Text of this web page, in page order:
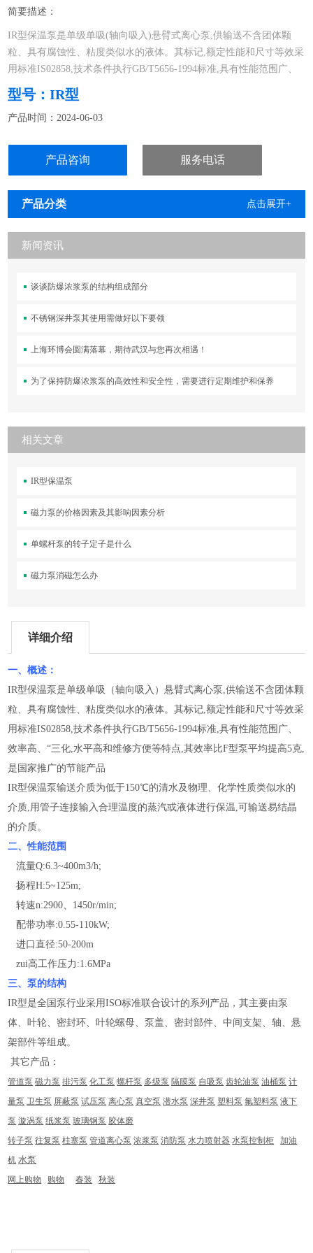
简要描述：
IR型保温泵是单级单吸(轴向吸入)悬臂式离心泵,供输送不含团体颗
粒、具有腐蚀性、粘度类似水的液体。其标记,额定性能和尺寸等效采
用标准IS02858,技术条件执行GB/T5656-1994标准,具有性能范围广、
效率高、“三化,水平高和维修方便等特点,其效率比F型泵平均提高5克,
是国家推广的节能产品
IR型输送介质为低于150℃的清水及物理、化学性质类似水的介质,
型号：IR型
产品时间：2024-06-03
产品咨询 服务电话
产品分类 点击展开+
新闻资讯
谈谈防爆浓浆泵的结构组成部分
不锈钢深井泵其使用需做好以下要领
上海环博会圆满落幕，期待武汉与您再次相遇！
为了保持防爆浓浆泵的高效性和安全性，需要进行定期维护和保养
相关文章
IR型保温泵
磁力泵的价格因素及其影响因素分析
单螺杆泵的转子定子是什么
磁力泵消磁怎么办
详细介绍
一、概述：
IR型保温泵是单级单吸（轴向吸入）悬臂式离心泵,供输送不含团体颗
粒、具有腐蚀性、粘度类似水的液体。其标记,额定性能和尺寸等效采
用标准IS02858,技术条件执行GB/T5656-1994标准,具有性能范围广、
效率高、“三化,水平高和维修方便等特点,其效率比F型泵平均提高5克,
是国家推广的节能产品
IR型保温泵输送介质为低于150℃的清水及物理、化学性质类似水的
介质,用管子连接输入合理温度的蒸汽或液体进行保温,可输送易结晶
的介质。
二、性能范围
流量Q:6.3~400m3/h;
扬程H:5~125m;
转速n:2900、1450r/min;
配带功率:0.55-110kW;
进口直径:50-200m
zui高工作压力:1.6MPa
三、泵的结构
IR型是全国泵行业采用ISO标准联合设计的系列产品，其主要由泵
体、叶轮、密封环、叶轮螺母、泵盖、密封部件、中间支架、轴、悬
架部件等组成。
其它产品：
管道泵 磁力泵 排污泵 化工泵 螺杆泵 多级泵 隔膜泵 自吸泵 齿轮油泵 油桶泵 计
量泵 卫生泵 屏蔽泵 试压泵 离心泵 真空泵 潜水泵 深井泵 塑料泵 氟塑料泵 液下
泵 漩涡泵 纸浆泵 玻璃钢泵 胶体磨
转子泵 往复泵 柱塞泵 管道离心泵 浓浆泵 消防泵 水力喷射器 水泵控制柜
加油
机 水泵
网上购物 购物 春装 秋装